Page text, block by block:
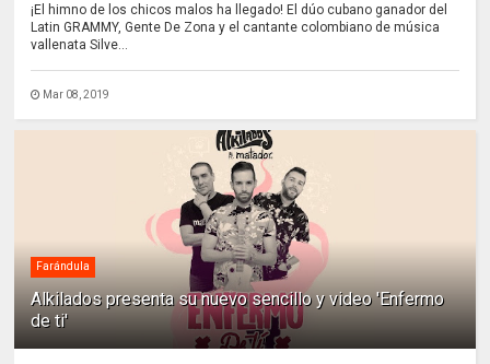
¡El himno de los chicos malos ha llegado! El dúo cubano ganador del
Latin GRAMMY, Gente De Zona y el cantante colombiano de música
vallenata Silve...
Mar 08, 2019
Farándula
Alkilados presenta su nuevo sencillo y video 'Enfermo
de ti'